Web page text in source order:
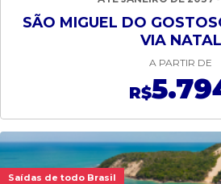
SÃO MIGUEL DO
VIA NATAL
A PARTIR DE
R$
Saídas de todo Brasil